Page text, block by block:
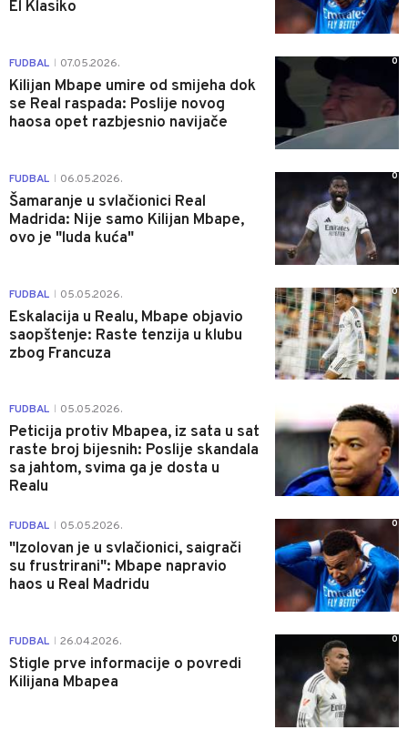
El Klasiko
FUDBAL 07.05.2026.
Kilijan Mbape umire od smijeha dok
se Real raspada: Poslije novog
haosa opet razbjesnio navijače
0
FUDBAL 06.05.2026.
Šamaranje u svlačionici Real
Madrida: Nije samo Kilijan Mbape,
ovo je "luda kuća"
0
FUDBAL 05.05.2026.
Eskalacija u Realu, Mbape objavio
saopštenje: Raste tenzija u klubu
zbog Francuza
0
FUDBAL 05.05.2026.
Peticija protiv Mbapea, iz sata u sat
raste broj bijesnih: Poslije skandala
sa jahtom, svima ga je dosta u
Realu
FUDBAL 05.05.2026.
"Izolovan je u svlačionici, saigrači
su frustrirani": Mbape napravio
haos u Real Madridu
0
FUDBAL 26.04.2026.
Stigle prve informacije o povredi
Kilijana Mbapea
0